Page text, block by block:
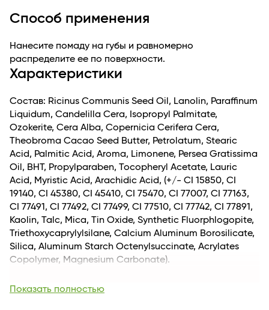
слоя. Цветовая палитра увлажняющей глянцевой
гаммой сатиновых, перламутровых и
суперперламутровых оттенков. Перламутровая
губная помада подойдет как для повседневного
образа.
Способ применения
Нанесите помаду на губы и равномерно
распределите ее по поверхности.
Характеристики
Состав: Ricinus Communis Seed Oil, Lanolin, Paraffinum
Liquidum, Candelilla Cera, Isopropyl Palmitate,
Ozokerite, Cera Alba, Copernicia Cerifera Cera,
Theobroma Cacao Seed Butter, Petrolatum, Stearic
Acid, Palmitic Acid, Aroma, Limonene, Persea Gratissima
Oil, BHT, Propylparaben, Tocopheryl Acetate, Lauric
Acid, Myristic Acid, Arachidic Acid, (+/- CI 15850, CI
19140, CI 45380, CI 45410, CI 75470, CI 77007, CI 77163,
CI 77491, CI 77492, CI 77499, CI 77510, CI 77742, CI 77891,
Kaolin, Talc, Mica, Tin Оxide, Synthetic Fluorphlogopite,
Triethoxycaprylylsilane, Calcium Aluminum Borosilicate,
Silica, Aluminum Starch Octenylsuccinate, Acrylates
Copolymer, Magnesium Carbonate).
Вес, кг
Показать полностью